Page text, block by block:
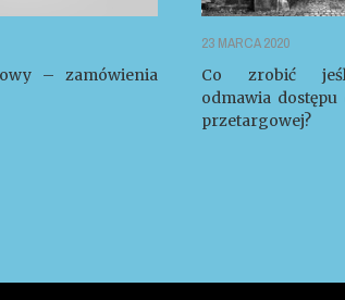
– zamówienia
23 MARCA 2020
Co zrobić
odmawia
przetargowej?